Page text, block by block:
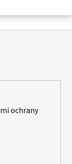
ochrany